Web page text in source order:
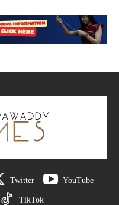
Twitter YouTube
TikTok